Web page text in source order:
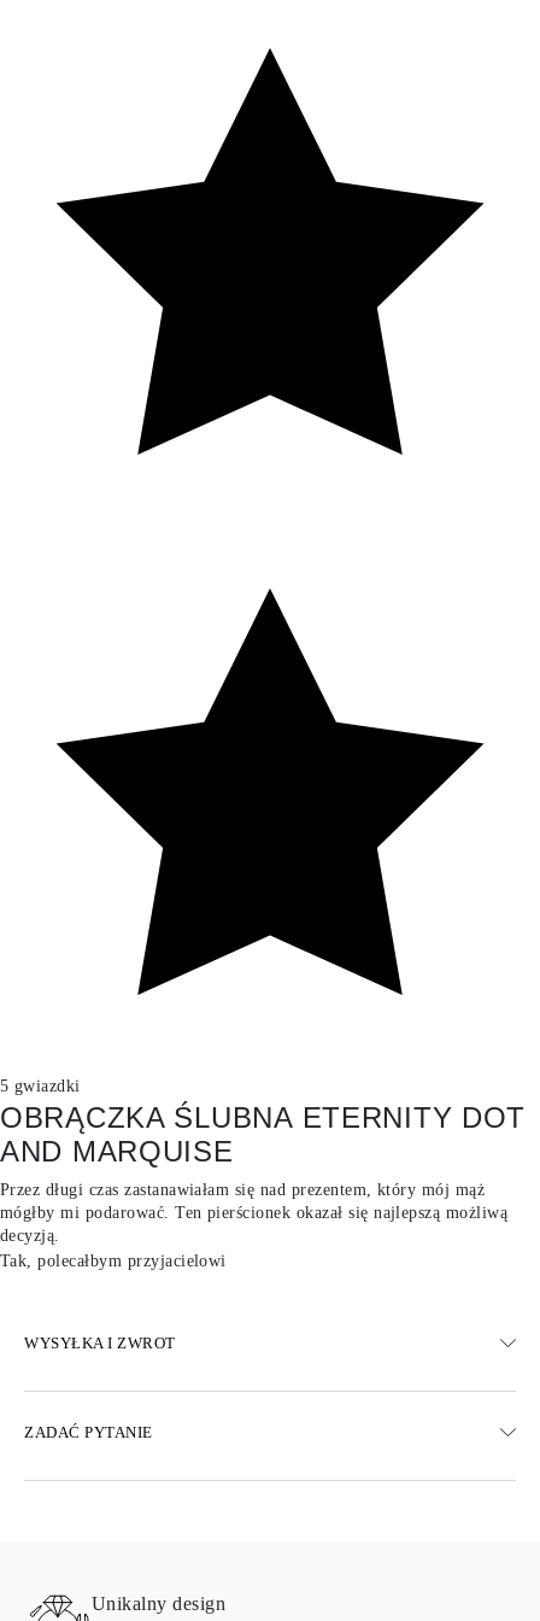
5 gwiazdki
OBRĄCZKA ŚLUBNA ETERNITY DOT
AND MARQUISE
Przez długi czas zastanawiałam się nad prezentem, który mój mąż
mógłby mi podarować. Ten pierścionek okazał się najlepszą możliwą
decyzją.
Tak, polecałbym przyjacielowi
WYSYŁKA I ZWROT
Dostępne są również opcje dostawy ekspresowej
Aby uzyskać szczegółowe informacje na temat metod wysyłki,
ZADAĆ PYTANIE
Unikalny design